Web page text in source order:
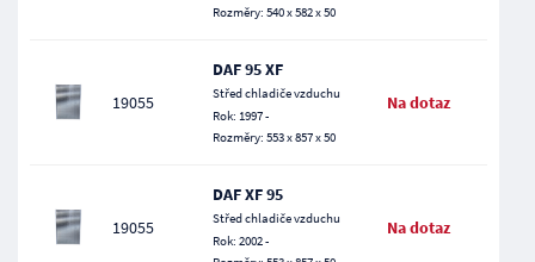
Rozměry: 540 x 582 x 50
19055
DAF 95 XF
Střed chladiče vzduchu
Rok: 1997 -
Rozměry: 553 x 857 x 50
Na dotaz
19055
DAF XF 95
Střed chladiče vzduchu
Rok: 2002 -
Na dotaz